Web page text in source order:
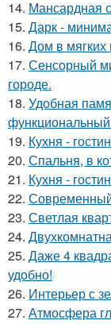
14. Мансардная
15. Дарк -
16. Дом в мягких
17. Сенсорный
городе.
18. Удобная
19. Кухня -
20. Спальня, в
21. Кухня -
22.
23. Светлая
24.
25. Даже 4
удобно!
26. Интерьер с
27. Атмосфера